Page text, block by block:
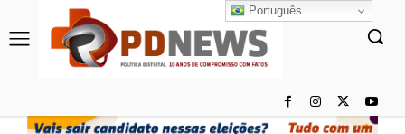
Português